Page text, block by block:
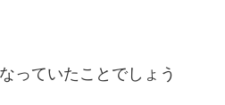
っていたことでしょう